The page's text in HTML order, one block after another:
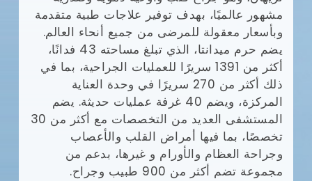
مشهور عالميًا، بهدف توفير علاجات طبية متقدمة
وبأسعار معقولة للمرضى من جميع أنحاء العالم.
يضم حرم ميدانتا، الذي تبلغ مساحته 43 فدانًا،
أكثر من 1391 سريرًا للعمليات الجراحية، بما في
ذلك أكثر من 270 سريرًا في وحدة العناية
المركزة، ويضم 40 غرفة عمليات حديثة. يضم
المستشفى العديد من التخصصات مع أكثر من 30
تخصصًا، بما فيها أمراض القلب والأعصاب
وجراحة العظام والأورام و غيرها، بدعم من
مجموعة تضم أكثر من 900 طبيب وجراح.